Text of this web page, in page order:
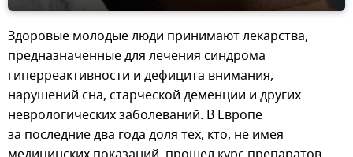
Здоровые молодые люди принимают лекарства,
предназначенные для лечения синдрома
гиперреактивности и дефицита внимания,
нарушений сна, старческой деменции и других
неврологических заболеваний. В Европе
за последние два года доля тех, кто, не имея